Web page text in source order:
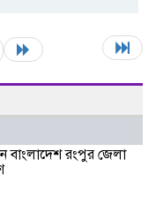
রংপুর জেলা